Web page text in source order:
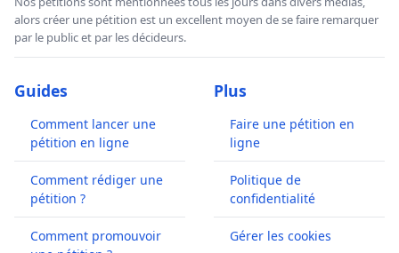
alors créer une pétition est un excellent moyen de se faire remarquer
par le public et par les décideurs.
Guides
Comment lancer une
pétition en ligne
Comment rédiger une
pétition ?
Comment promouvoir
Plus
Faire une pétition en
ligne
Politique de
confidentialité
Gérer les cookies